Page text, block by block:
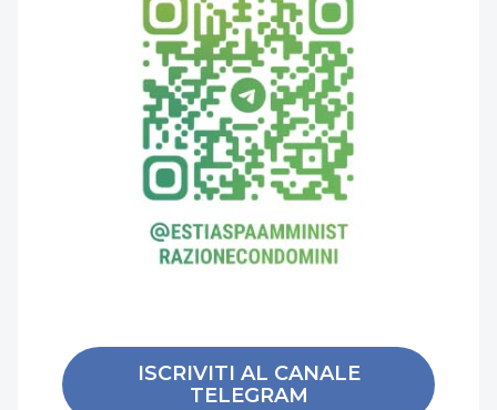
ISCRIVITI AL CANALE
TELEGRAM